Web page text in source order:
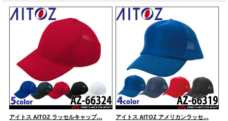
アイトス AITOZ ラッセルキャップ… アイトス AITOZ アメリカンラッセ…